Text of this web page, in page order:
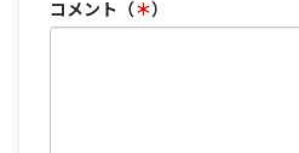
コメント（＊）